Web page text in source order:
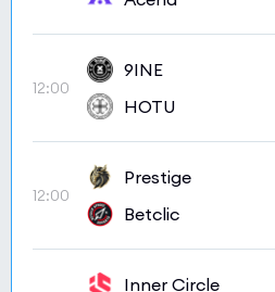
12:00
9INE
HOTU
12:00
Prestige
Betclic
Inner Circle